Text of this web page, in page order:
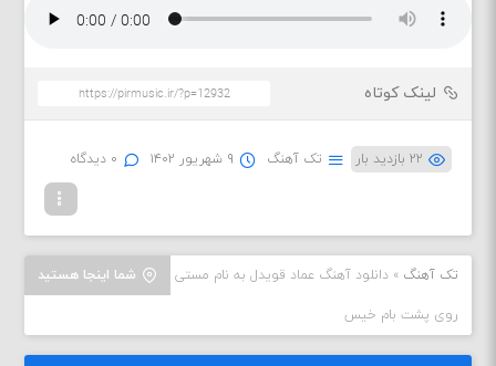
لینک کوتاه
۲۲ بازدید بار تک آهنگ ۹ شهریور ۱۴۰۲ ۰ دیدگاه
شما اینجا هستید تک آهنگ »دانلود آهنگ عماد قویدل به نام مستی
روی پشت بام خیس